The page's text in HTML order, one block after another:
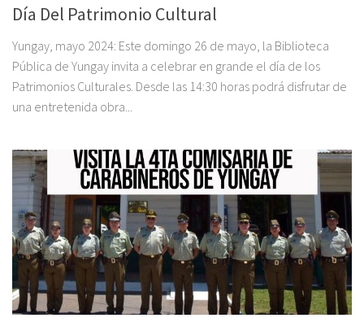
Día Del Patrimonio Cultural
Yungay, mayo 2024: Este domingo 26 de mayo, la Biblioteca
Pública de Yungay invita a celebrar en grande el día de los
Patrimonios Culturales. Desde las 14:30 horas podrá disfrutar de
una entretenida obra...